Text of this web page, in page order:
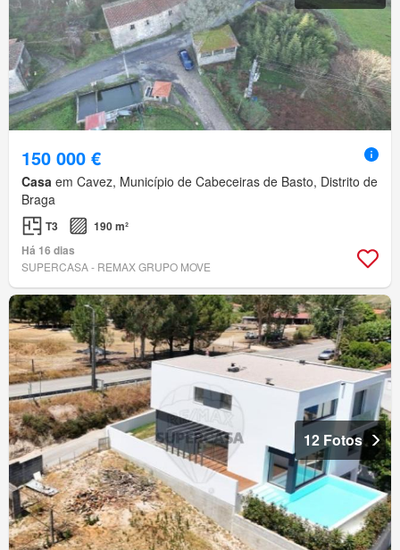
150 000 €
Casa em Cavez, Município de Cabeceiras de Basto, Distrito de
Braga
T3
190 m²
Há 16 dias
SUPERCASA - REMAX GRUPO MOVE
12 Fotos